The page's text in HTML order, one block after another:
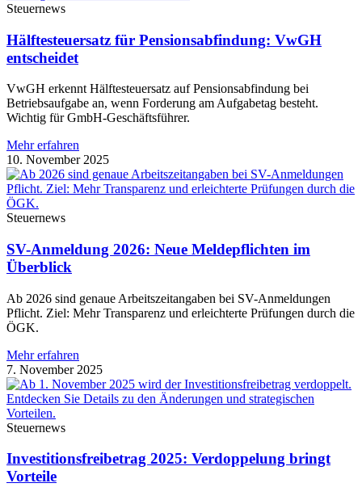
Steuernews
Hälftesteuersatz für Pensionsabfindung: VwGH
entscheidet
VwGH erkennt Hälftesteuersatz auf Pensionsabfindung bei
Betriebsaufgabe an, wenn Forderung am Aufgabetag besteht.
Wichtig für GmbH-Geschäftsführer.
Mehr erfahren
10. November 2025
Steuernews
SV-Anmeldung 2026: Neue Meldepflichten im
Überblick
Ab 2026 sind genaue Arbeitszeitangaben bei SV-Anmeldungen
Pflicht. Ziel: Mehr Transparenz und erleichterte Prüfungen durch die
ÖGK.
Mehr erfahren
7. November 2025
Steuernews
Investitionsfreibetrag 2025: Verdoppelung bringt
Vorteile